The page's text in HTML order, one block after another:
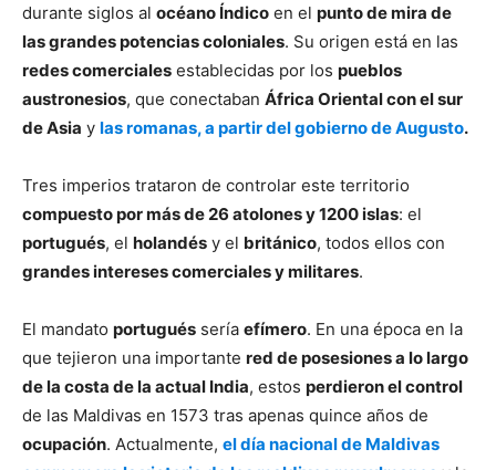
durante siglos al océano Índico en el punto de mira de
las grandes potencias coloniales. Su origen está en las
redes comerciales establecidas por los pueblos
austronesios, que conectaban África Oriental con el sur
de Asia y las romanas, a partir del gobierno de Augusto.
Tres imperios trataron de controlar este territorio
compuesto por más de 26 atolones y 1200 islas: el
portugués, el holandés y el británico, todos ellos con
grandes intereses comerciales y militares.
El mandato portugués sería efímero. En una época en la
que tejieron una importante red de posesiones a lo largo
de la costa de la actual India, estos perdieron el control
de las Maldivas en 1573 tras apenas quince años de
ocupación. Actualmente, el día nacional de Maldivas